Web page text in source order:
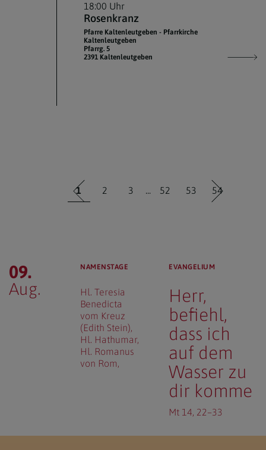
18:00 Uhr
Rosenkranz
Pfarre Kaltenleutgeben - Pfarrkirche
Kaltenleutgeben
Pfarrg. 5
2391 Kaltenleutgeben
1 2 3 ... 52 53 54
09.
Aug.
NAMENSTAGE
Hl. Teresia
Benedicta
vom Kreuz
(Edith Stein)
Hl. Hathumar
Hl. Romanus
von Rom
EVANGELIUM
Herr,
befiehl,
dass ich
auf dem
Wasser zu
dir komme
Mt 14, 22–33